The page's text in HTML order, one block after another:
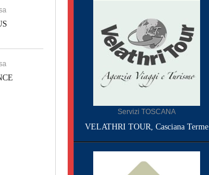
Servizi TOSCANA
VELATHRI TOUR, Casciana Terme